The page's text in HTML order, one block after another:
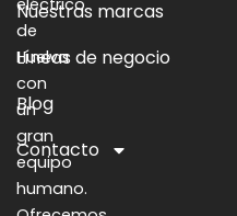
eléctrico
de
Huelva
con
un
gran
equipo
humano.
Nuestras marcas
Líneas de negocio
Blog
Contacto